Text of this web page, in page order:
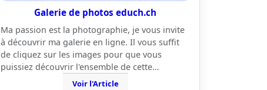
Galerie de photos educh.ch
Ma passion est la photographie, je vous invite
à découvrir ma galerie en ligne. Il vous suffit
de cliquez sur les images pour que vous
puissiez découvrir l'ensemble de cette…
Voir l'Article